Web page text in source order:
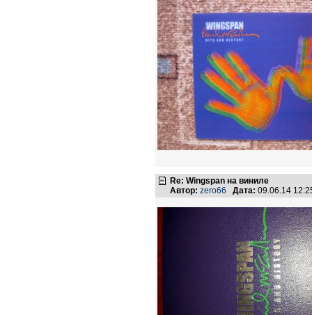
Re: Wingspan на виниле
Автор: zero66 Дата: 09.06.14